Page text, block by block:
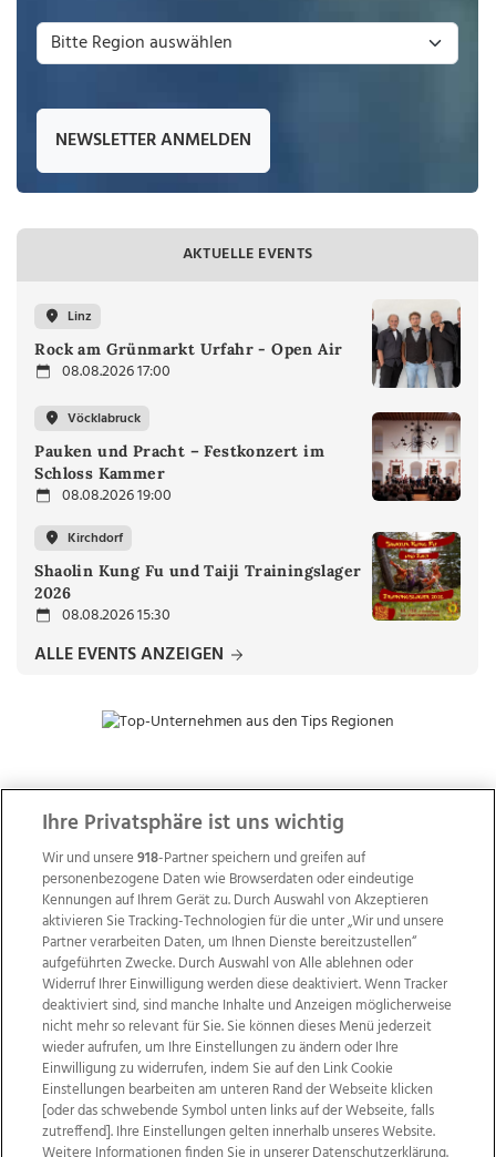
NEWSLETTER ANMELDEN
AKTUELLE EVENTS
Linz
Rock am Grünmarkt Urfahr - Open Air
08.08.2026 17:00
Vöcklabruck
Pauken und Pracht – Festkonzert im
Schloss Kammer
08.08.2026 19:00
Kirchdorf
Shaolin Kung Fu und Taiji Trainingslager
2026
08.08.2026 15:30
ALLE EVENTS ANZEIGEN
ZUR NACHRICHTENÜBERSICHT
Wir über uns Mediadaten Kontakt
Jobs
Datenschutz
Impressum
AGB Anzeigekunden
Ihre Privatsphäre ist uns wichtig
Wir und unsere918-Partner speichern und greifen auf
personenbezogene Daten wie Browserdaten oder eindeutige
Kennungen auf Ihrem Gerät zu. Durch Auswahl von Akzeptieren
aktivieren Sie Tracking-Technologien für die unter „Wir und unsere
Partner verarbeiten Daten, um Ihnen Dienste bereitzustellen“
aufgeführten Zwecke. Durch Auswahl von Alle ablehnen oder
Widerruf Ihrer Einwilligung werden diese deaktiviert. Wenn Tracker
deaktiviert sind, sind manche Inhalte und Anzeigen möglicherweise
nicht mehr so relevant für Sie. Sie können dieses Menü jederzeit
wieder aufrufen, um Ihre Einstellungen zu ändern oder Ihre
Einwilligung zu widerrufen, indem Sie auf den Link Cookie
Einstellungen bearbeiten am unteren Rand der Webseite klicken
[oder das schwebende Symbol unten links auf der Webseite, falls
zutreffend]. Ihre Einstellungen gelten innerhalb unseres Website.